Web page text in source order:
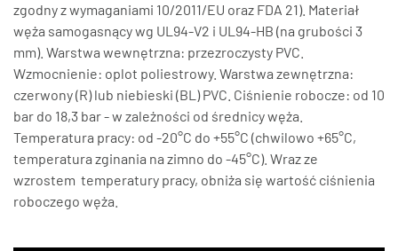
zgodny z wymaganiami 10/2011/EU oraz FDA 21). Materiał
węża samogasnący wg UL94-V2 i UL94-HB (na grubości 3
mm). Warstwa wewnętrzna: przezroczysty PVC.
Wzmocnienie: oplot poliestrowy. Warstwa zewnętrzna:
czerwony (R) lub niebieski (BL) PVC. Ciśnienie robocze: od 10
bar do 18,3 bar - w zależności od średnicy węża.
Temperatura pracy: od -20°C do +55°C (chwilowo +65°C,
temperatura zginania na zimno do -45°C). Wraz ze
wzrostem temperatury pracy, obniża się wartość ciśnienia
roboczego węża.